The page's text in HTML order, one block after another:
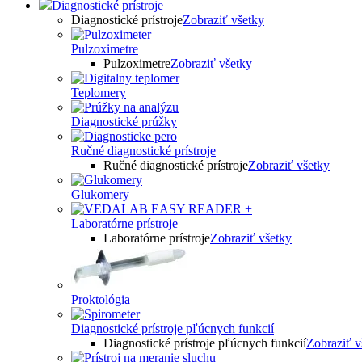
Diagnostické prístroje
Diagnostické prístrojeZobraziť všetky
Pulzoximetre
PulzoximetreZobraziť všetky
Teplomery
Diagnostické prúžky
Ručné diagnostické prístroje
Ručné diagnostické prístrojeZobraziť všetky
Glukomery
Laboratórne prístroje
Laboratórne prístrojeZobraziť všetky
Proktológia
Diagnostické prístroje pľúcnych funkcií
Diagnostické prístroje pľúcnych funkciíZobraziť